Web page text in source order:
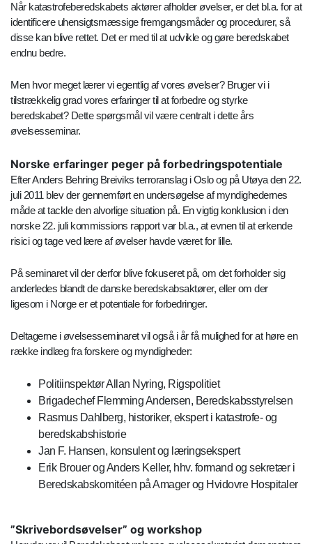
Når katastrofeberedskabets aktører afholder øvelser, er det bl.a. for at
identificere uhensigtsmæssige fremgangsmåder og procedurer, så
disse kan blive rettet. Det er med til at udvikle og gøre beredskabet
endnu bedre.
Men hvor meget lærer vi egentlig af vores øvelser? Bruger vi i
tilstrækkelig grad vores erfaringer til at forbedre og styrke
beredskabet? Dette spørgsmål vil være centralt i dette års
øvelsesseminar.
Norske erfaringer peger på forbedringspotentiale
Efter Anders Behring Breiviks terroranslag i Oslo og på Utøya den 22.
juli 2011 blev der gennemført en undersøgelse af myndighedernes
måde at tackle den alvorlige situation på. En vigtig konklusion i den
norske 22. juli kommissions rapport var bl.a., at evnen til at erkende
risici og tage ved lære af øvelser havde været for lille.
På seminaret vil der derfor blive fokuseret på, om det forholder sig
anderledes blandt de danske beredskabsaktører, eller om der
ligesom i Norge er et potentiale for forbedringer.
Deltagerne i øvelsesseminaret vil også i år få mulighed for at høre en
række indlæg fra forskere og myndigheder:
Politiinspektør Allan Nyring, Rigspolitiet
Brigadechef Flemming Andersen, Beredskabsstyrelsen
Rasmus Dahlberg, historiker, ekspert i katastrofe- og
beredskabshistorie
Jan F. Hansen, konsulent og læringsekspert
Erik Brouer og Anders Keller, hhv. formand og sekretær i
Beredskabskomitéen på Amager og Hvidovre Hospitaler
”Skrivebordsøvelser” og workshop